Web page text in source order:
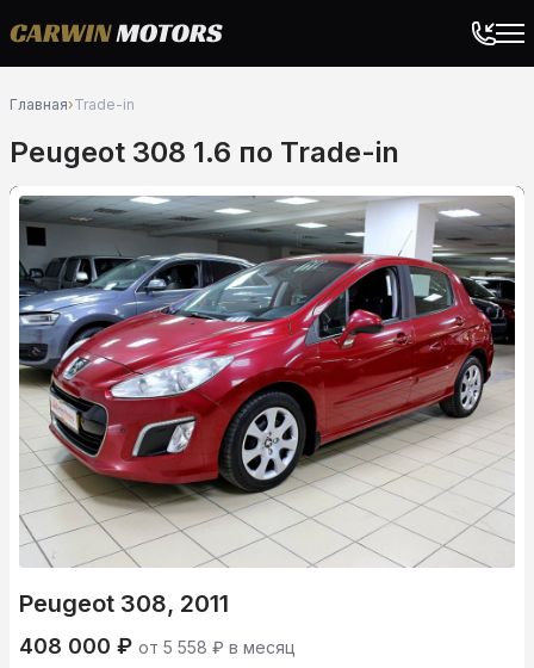
Главная›Trade-in
Peugeot 308 1.6 по Trade-in
Peugeot 308, 2011
408 000 ₽ от 5 558 ₽ в месяц